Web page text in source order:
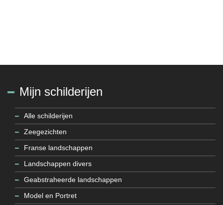
Mijn schilderijen
Alle schilderijen
Zeegezichten
Franse landschappen
Landschappen divers
Geabstraheerde landschappen
Model en Portret